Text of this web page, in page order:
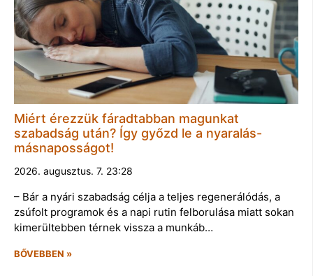
Miért érezzük fáradtabban magunkat
szabadság után? Így győzd le a nyaralás-
másnaposságot!
2026. augusztus. 7. 23:28
– Bár a nyári szabadság célja a teljes regenerálódás, a
zsúfolt programok és a napi rutin felborulása miatt sokan
kimerültebben térnek vissza a munkáb…
BŐVEBBEN »